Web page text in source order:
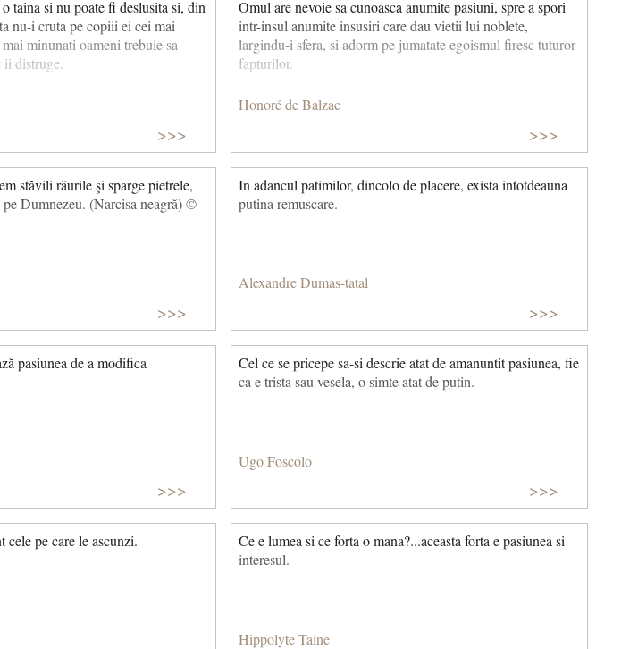
taina si nu poate fi deslusita si, din
nu-i cruta pe copiii ei cei mai
minunati oameni trebuie sa
ii distruge.
>>>
Omul are nevoie sa cunoasca anumite pasiuni, spre a spori
intr-insul anumite insusiri care dau vietii lui noblete,
largindu-i sfera, si adorm pe jumatate egoismul firesc tuturor
fapturilor.
Honoré de Balzac
>>>
stăvili râurile şi sparge pietrele,
Dumnezeu. (Narcisa neagră) ©
>>>
In adancul patimilor, dincolo de placere, exista intotdeauna
putina remuscare.
Alexandre Dumas-tatal
>>>
pasiunea de a modifica
>>>
Cel ce se pricepe sa-si descrie atat de amanuntit pasiunea, fie
ca e trista sau vesela, o simte atat de putin.
Ugo Foscolo
>>>
cele pe care le ascunzi.
Ce e lumea si ce forta o mana?...aceasta forta e pasiunea si
interesul.
Hippolyte Taine